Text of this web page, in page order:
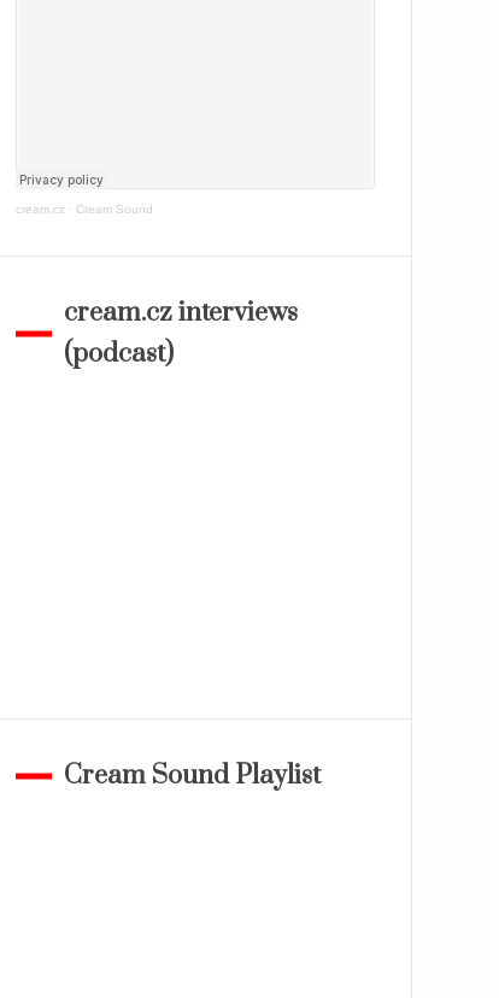
cream.cz · Cream Sound
cream.cz interviews
(podcast)
Cream Sound Playlist